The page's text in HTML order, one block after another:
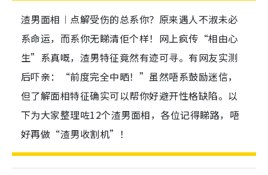
渣男面相︱点解受伤的总系你？原来遇人不淑未必
系命运，而系你无睇清佢个样！网上疯传“相由心
生”系真嘅，渣男特征竟然有迹可寻。有网友实测
后吓亲：“前度完全中晒！”虽然唔系鼓励迷信，
但了解面相特征确实可以帮你好避开性格缺陷。以
下为大家整理咗12个渣男面相，各位记得睇路，唔
好再做“渣男收割机”！